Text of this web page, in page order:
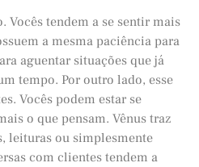
Vocês tendem a se sentir mais
a mesma paciência para
aguentar situações que já
tempo. Por outro lado, esse
Vocês podem estar se
o que pensam. Vênus traz
leituras ou simplesmente
com clientes tendem a